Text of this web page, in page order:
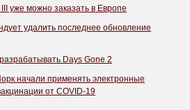
уже можно заказать в Европе
удалить последнее обновление
Days Gone 2
начали применять электронные
от COVID-19